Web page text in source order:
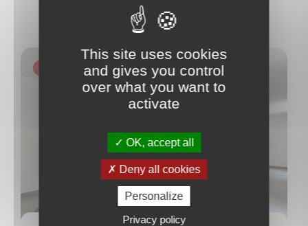
EXCLUSIVITÉ
This site uses cookies
and gives you control
over what you want to
activate
OK, accept all
Deny all cookies
Personalize
Privacy policy